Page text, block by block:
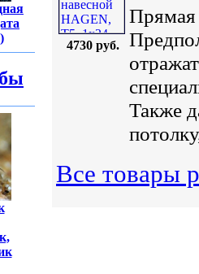
4730 руб.
Прямая
Также
Все товары